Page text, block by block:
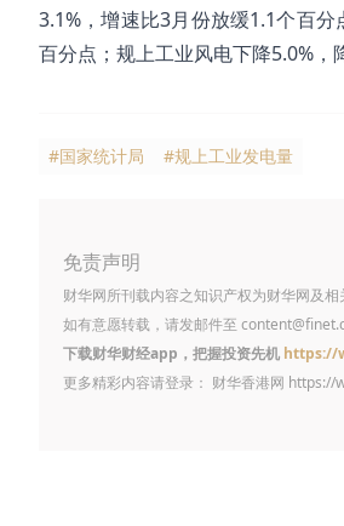
3.1%，增速比3月份放缓1.1个百
百分点；规上工业风电下降5.0%，
#国家统计局 #规上工业发电量
免责声明
财华网所刊载内容之知识产权为财华网及
如有意愿转载，请发邮件至
下载财华财经app，把握投资先机 https://
更多精彩内容请登录： 财华香港网 https://